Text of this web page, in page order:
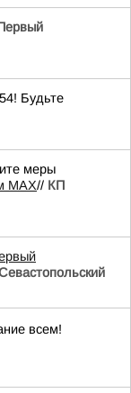
Будьте
меры
MAX// КП
всем!